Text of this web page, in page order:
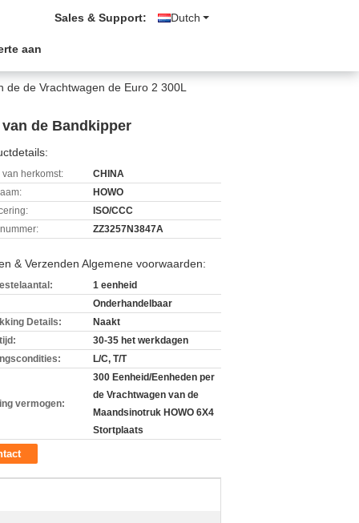
Dutch
Sales & Support:
aan
de Vrachtwagen de Euro 2 300L
de Bandkipper
van herkomst:
CHINA
HOWO
ISO/CCC
ZZ3257N3847A
& Verzenden Algemene voorwaarden:
1 eenheid
Onderhandelbaar
Details:
Naakt
30-35 het werkdagen
L/C, T/T
vermogen:
300 Eenheid/Eenheden per
de Vrachtwagen van de
Maandsinotruk HOWO 6X4
Stortplaats